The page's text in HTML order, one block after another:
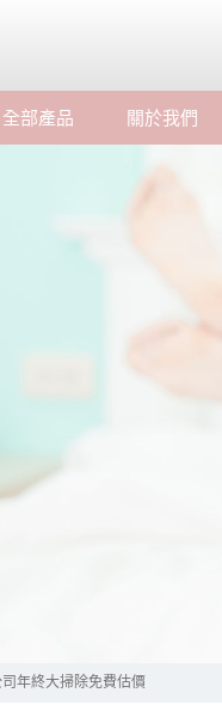
全部產品 關於我們
年終大掃除免費估價